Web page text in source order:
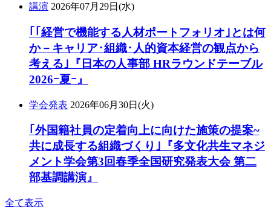
講演 2026年07月29日(水)
｢｢経営で機能する人材ポートフォリオ｣とは何
か－キャリア･組織･人的資本経営の観点から
考える｣『日本の人事部 HRラウンドテーブル
2026ｰ夏ｰ』
学会発表 2026年06月30日(火)
｢外国籍社員の定着向上に向けた施策の提案~
共に成長する組織づくり｣『多文化共生マネジ
メント学会第3回春季全国研究発表大会 第二
部基調講演』
全て表示